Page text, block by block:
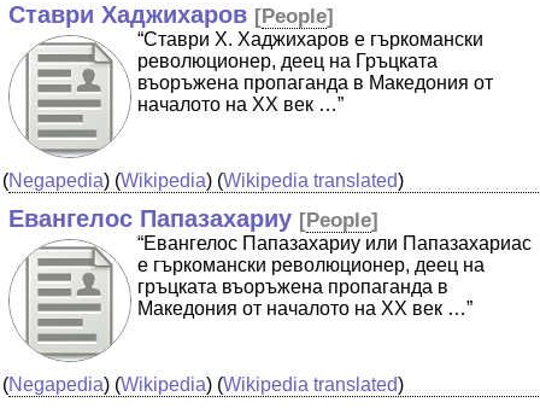
Ставри Хаджихаров [People]
“Ставри Х. Хаджихаров е гъркомански
революционер, деец на Гръцката
въоръжена пропаганда в Македония от
началото на XX век …”
(Negapedia) (Wikipedia) (Wikipedia translated)
Евангелос Папазахариу [People]
“Евангелос Папазахариу или Папазахариас
е гъркомански революционер, деец на
гръцката въоръжена пропаганда в
Македония от началото на XX век …”
(Negapedia) (Wikipedia) (Wikipedia translated)